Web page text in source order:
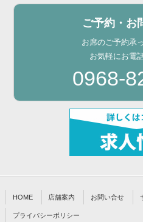
ご予約・お
お席のご予約承
お気軽にお電
0968-
HOME 店舗案内 お問い合せ
プライバシーポリシー